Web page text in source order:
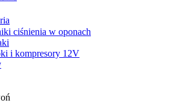
ciśnienia w oponach
i kompresory 12V